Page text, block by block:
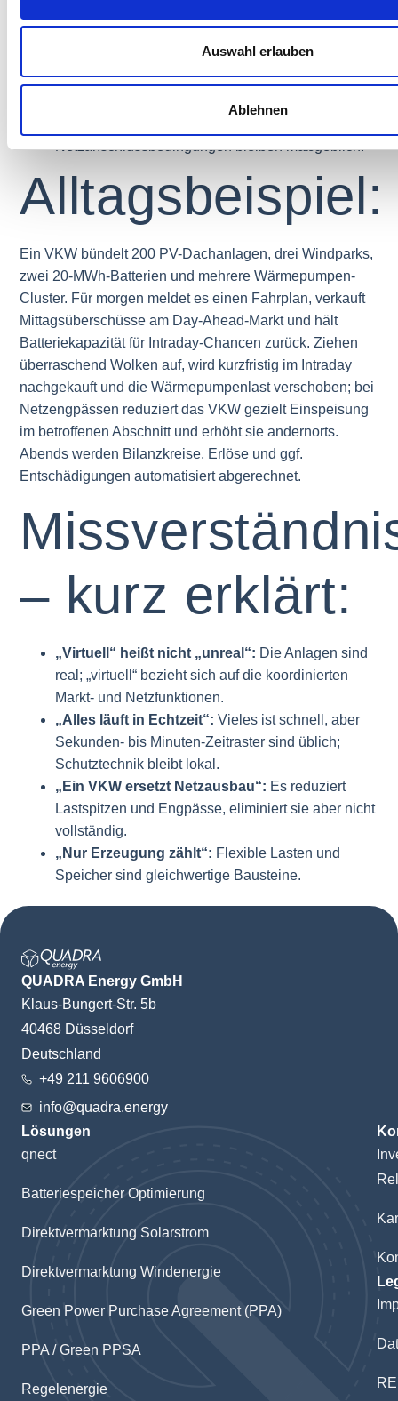
Auswahl erlauben
Ablehnen
Redispatch-Prozesse verlangen saubere
Bilanzierung und Dokumentation.
Lokale Netzrestriktionen: Auch ein perfektes VKW
Netzanschlussbedingungen bleiben maßgeblich.
Alltagsbeispiel:
Ein VKW bündelt 200 PV-Dachanlagen, drei Windparks,
zwei 20-MWh-Batterien und mehrere Wärmepumpen-
Cluster. Für morgen meldet es einen Fahrplan, verkauft
Mittagsüberschüsse am Day-Ahead-Markt und hält
Batteriekapazität für Intraday-Chancen zurück. Ziehen
überraschend Wolken auf, wird kurzfristig im Intraday
nachgekauft und die Wärmepumpenlast verschoben; bei
Netzengpässen reduziert das VKW gezielt Einspeisung
im betroffenen Abschnitt und erhöht sie andernorts.
Abends werden Bilanzkreise, Erlöse und ggf.
Entschädigungen automatisiert abgerechnet.
– kurz erklärt:
„Virtuell“ heißt nicht „unreal“: Die Anlagen sind
real; „virtuell“ bezieht sich auf die koordinierten
Markt- und Netzfunktionen.
„Alles läuft in Echtzeit“: Vieles ist schnell, aber
Sekunden- bis Minuten-Zeitraster sind üblich;
Schutztechnik bleibt lokal.
„Ein VKW ersetzt Netzausbau“: Es reduziert
Lastspitzen und Engpässe, eliminiert sie aber nicht
vollständig.
„Nur Erzeugung zählt“: Flexible Lasten und
Speicher sind gleichwertige Bausteine.
QUADRA Energy GmbH
Klaus-Bungert-Str. 5b
40468 Düsseldorf
Deutschland
+49 211 9606900
info@quadra.energy
Lösungen
qnect
Batteriespeicher Optimierung
Direktvermarktung Solarstrom
Direktvermarktung Windenergie
Green Power Purchase Agreement (PPA)
PPA / Green PPSA
Regelenergie